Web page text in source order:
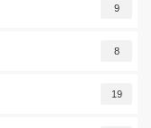
9
8
19